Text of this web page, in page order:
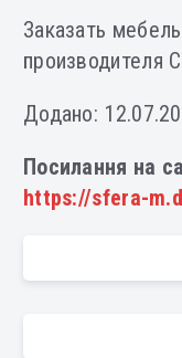
Заказать
производителя
Додано:
Посилання на
https://sfera-